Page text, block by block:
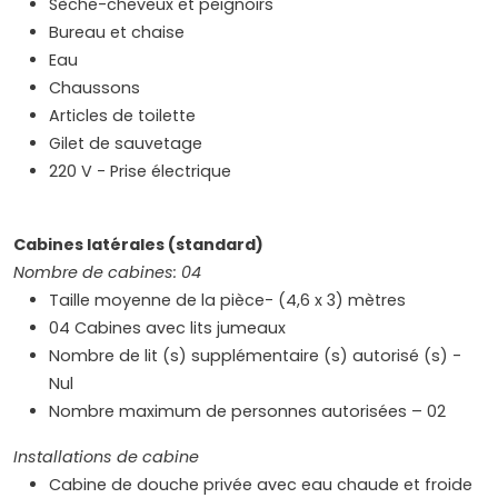
Sèche-cheveux et peignoirs
Bureau et chaise
Eau
Chaussons
Articles de toilette
Gilet de sauvetage
220 V - Prise électrique
Cabines latérales (standard)
Nombre de cabines: 04
Taille moyenne de la pièce- (4,6 x 3) mètres
04 Cabines avec lits jumeaux
Nombre de lit (s) supplémentaire (s) autorisé (s) -
Nul
Nombre maximum de personnes autorisées – 02
Installations de cabine
Cabine de douche privée avec eau chaude et froide